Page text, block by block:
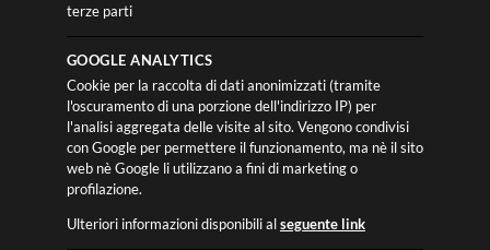
terze parti
GOOGLE ANALYTICS
Cookie per la raccolta di dati anonimizzati (tramite
l'oscuramento di una porzione dell'indirizzo IP) per
l'analisi aggregata delle visite al sito. Vengono condivisi
con Google per permettere il funzionamento, ma nè il sito
web nè Google li utilizzano a fini di marketing o
profilazione.
Ulteriori informazioni disponibili alseguente link